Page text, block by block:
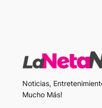
Noticias,
Mucho Más!